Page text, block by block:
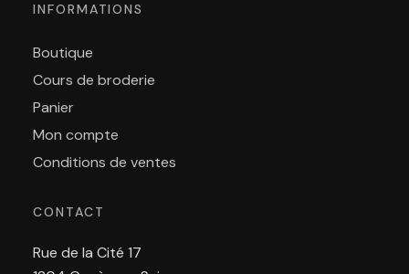
INFORMATIONS
Boutique
Cours de broderie
Panier
Mon compte
Conditions de ventes
CONTACT
Rue de la Cité 17